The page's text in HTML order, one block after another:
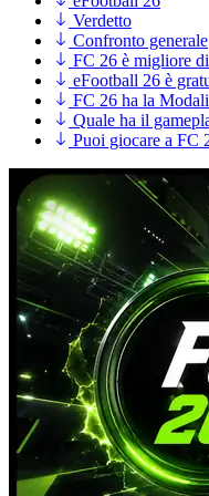
Verdetto
Confronto generale
FC 26 è migliore
eFootball 26 è
FC 26 ha la
Quale ha il
Puoi giocare a FC